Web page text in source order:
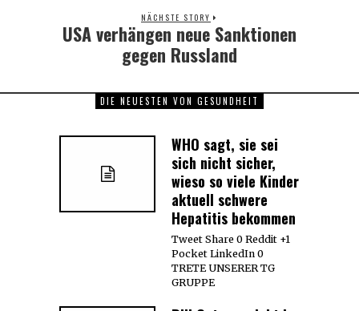
NÄCHSTE STORY
Next
post:
USA verhängen neue Sanktionen
gegen Russland
DIE NEUESTEN VON GESUNDHEIT
WHO sagt, sie sei
sich nicht sicher,
wieso so viele Kinder
aktuell schwere
Hepatitis bekommen
Tweet Share 0 Reddit +1
Pocket LinkedIn 0
TRETE UNSERER TG
GRUPPE